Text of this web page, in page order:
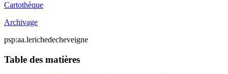
Cartothèque
Archivage
psp:aa.lerichedecheveigne
Table des matières